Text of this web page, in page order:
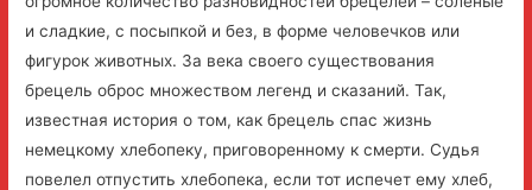
и сладкие, с посыпкой и без, в форме человечков или
фигурок животных. За века своего существования
брецель оброс множеством легенд и сказаний. Так,
известная история о том, как брецель спас жизнь
немецкому хлебопеку, приговоренному к смерти. Судья
повелел отпустить хлебопека, если тот испечет ему хлеб,